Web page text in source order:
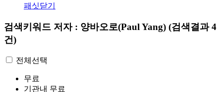
패싯닫기
검색키워드 저자 : 양바오로(Paul Yang) (검색결과 4
건)
전체선택
무료
기관내 무료